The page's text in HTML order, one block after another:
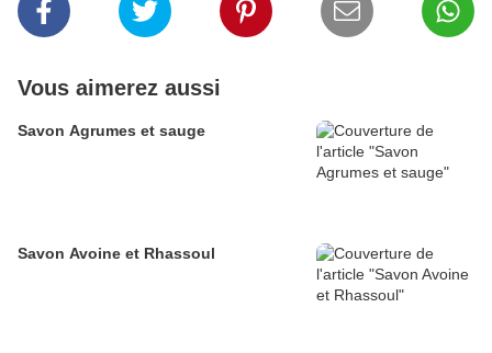
Vous aimerez aussi
Savon Agrumes et sauge
Savon Avoine et Rhassoul